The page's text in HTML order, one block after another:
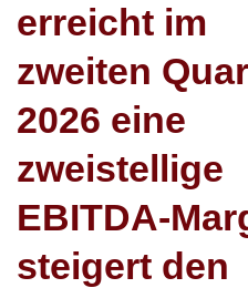
erreicht im
zweiten
2026 eine
zweistellige
EBITDA-
steigert den